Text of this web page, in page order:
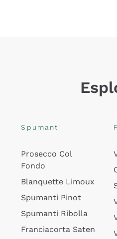
Spumanti
Prosecco Col
Fondo
Blanquette Limoux
Spumanti Pinot
Spumanti Ribolla
Franciacorta Saten